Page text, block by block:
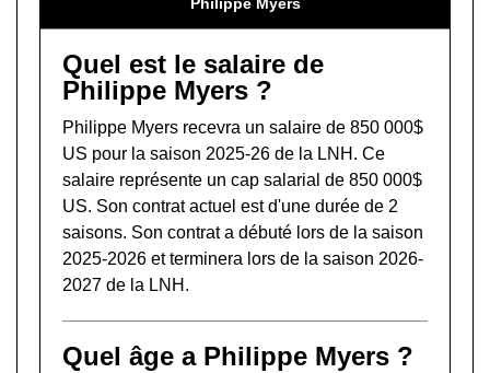
Philippe Myers
Quel est le salaire de
Philippe Myers ?
Philippe Myers recevra un salaire de 850 000$
US pour la saison 2025-26 de la LNH. Ce
salaire représente un cap salarial de 850 000$
US. Son contrat actuel est d'une durée de 2
saisons. Son contrat a débuté lors de la saison
2025-2026 et terminera lors de la saison 2026-
2027 de la LNH.
Quel âge a Philippe Myers ?